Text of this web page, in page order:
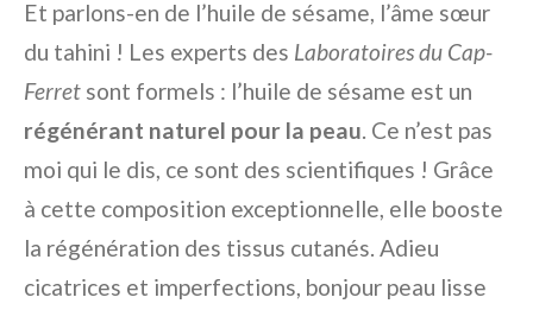
Et parlons-en de l’huile de sésame, l’âme sœur
du tahini ! Les experts des Laboratoires du Cap-
Ferret sont formels : l’huile de sésame est un
régénérant naturel pour la peau . Ce n’est pas
moi qui le dis, ce sont des scientifiques ! Grâce
à cette composition exceptionnelle, elle booste
la régénération des tissus cutanés. Adieu
cicatrices et imperfections, bonjour peau lisse